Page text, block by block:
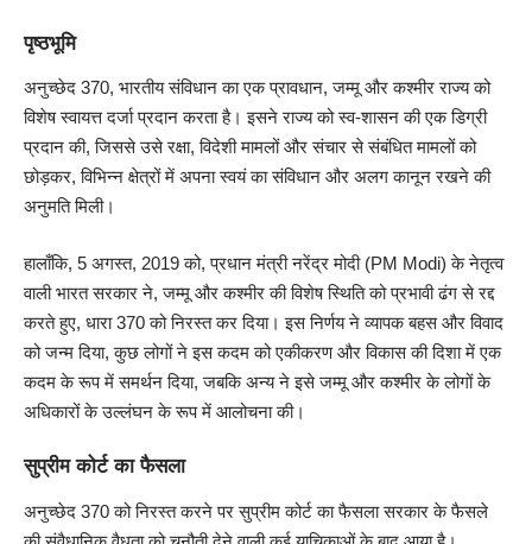
पृष्ठभूमि
अनुच्छेद 370, भारतीय संविधान का एक प्रावधान, जम्मू और कश्मीर राज्य को
विशेष स्वायत्त दर्जा प्रदान करता है। इसने राज्य को स्व-शासन की एक डिग्री
प्रदान की, जिससे उसे रक्षा, विदेशी मामलों और संचार से संबंधित मामलों को
छोड़कर, विभिन्न क्षेत्रों में अपना स्वयं का संविधान और अलग कानून रखने की
अनुमति मिली।
हालाँकि, 5 अगस्त, 2019 को, प्रधान मंत्री नरेंद्र मोदी (PM Modi) के नेतृत्व
वाली भारत सरकार ने, जम्मू और कश्मीर की विशेष स्थिति को प्रभावी ढंग से रद्द
करते हुए, धारा 370 को निरस्त कर दिया। इस निर्णय ने व्यापक बहस और विवाद
को जन्म दिया, कुछ लोगों ने इस कदम को एकीकरण और विकास की दिशा में एक
कदम के रूप में समर्थन दिया, जबकि अन्य ने इसे जम्मू और कश्मीर के लोगों के
अधिकारों के उल्लंघन के रूप में आलोचना की।
सुप्रीम कोर्ट का फैसला
अनुच्छेद 370 को निरस्त करने पर सुप्रीम कोर्ट का फैसला सरकार के फैसले